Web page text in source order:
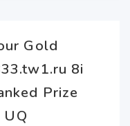
Gold
8i
Prize